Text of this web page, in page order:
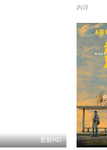
内详
更新HD